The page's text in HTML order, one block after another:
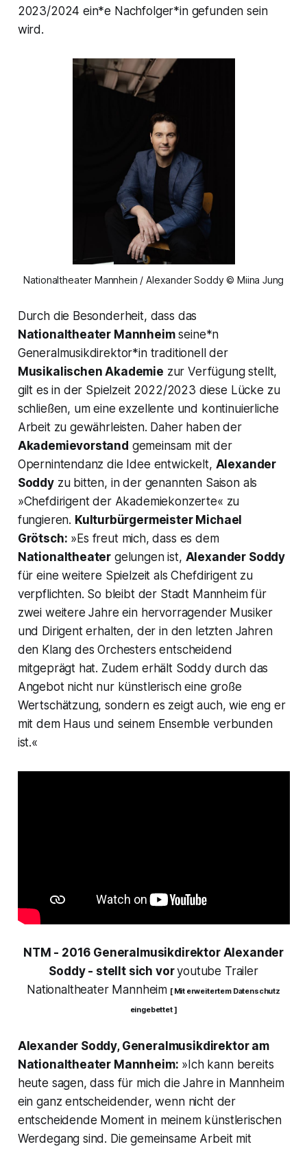
2023/2024 ein*e Nachfolger*in gefunden sein
wird.
Nationaltheater Mannhein / Alexander Soddy © Miina Jung
Durch die Besonderheit, dass das
Nationaltheater Mannheimseine*n
Generalmusikdirektor*in traditionell der
Musikalischen Akademie zur Verfügung stellt,
gilt es in der Spielzeit 2022/2023 diese Lücke zu
schließen, um eine exzellente und kontinuierliche
Arbeit zu gewährleisten. Daher haben der
Akademievorstand gemeinsam mit der
Opernintendanz die Idee entwickelt, Alexander
Soddyzu bitten, in der genannten Saison als
»Chefdirigent der Akademiekonzerte« zu
fungieren. Kulturbürgermeister Michael
Grötsch: »Es freut mich, dass es dem
Nationaltheater gelungen ist, Alexander Soddy
für eine weitere Spielzeit als Chefdirigent zu
verpflichten. So bleibt der Stadt Mannheim für
zwei weitere Jahre ein hervorragender Musiker
und Dirigent erhalten, der in den letzten Jahren
den Klang des Orchesters entscheidend
mitgeprägt hat. Zudem erhält Soddy durch das
Angebot nicht nur künstlerisch eine große
Wertschätzung, sondern es zeigt auch, wie eng er
mit dem Haus und seinem Ensemble verbunden
ist.«
NTM - 2016 Generalmusikdirektor Alexander
Soddy - stellt sich voryoutube Trailer
Nationaltheater Mannheim [ Mit erweitertem Datenschutz
eingebettet ]
Alexander Soddy,Generalmusikdirektor am
Nationaltheater Mannheim: »Ich kann bereits
heute sagen, dass für mich die Jahre in Mannheim
ein ganz entscheidender, wenn nicht der
entscheidende Moment in meinem künstlerischen
Werdegang sind. Die gemeinsame Arbeit mit